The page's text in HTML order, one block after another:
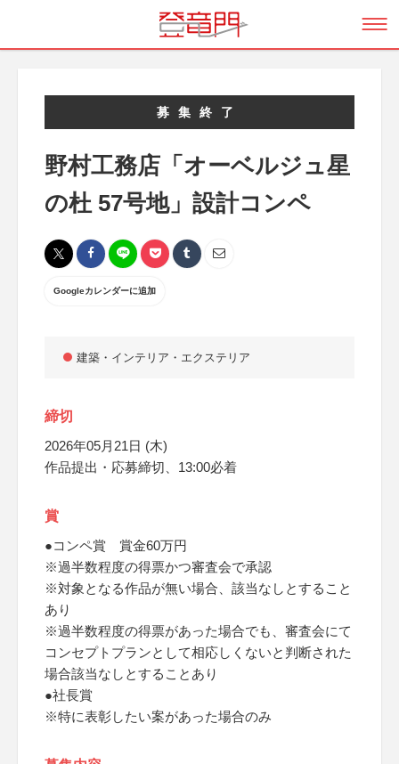
募集終了
野村工務店「オーベルジュ星
の杜 57号地」設計コンペ
Googleカレンダーに追加
建築・インテリア・エクステリア
締切
2026年05月21日 (木)
作品提出・応募締切、13:00必着
賞
●コンペ賞 賞金60万円
※過半数程度の得票かつ審査会で承認
※対象となる作品が無い場合、該当なしとすること
あり
※過半数程度の得票があった場合でも、審査会にて
コンセプトプランとして相応しくないと判断された
場合該当なしとすることあり
●社長賞
※特に表彰したい案があった場合のみ